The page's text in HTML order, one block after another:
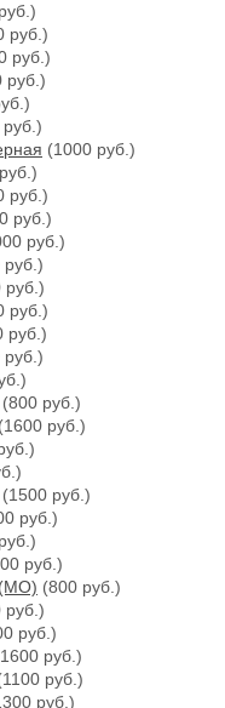
руб.)
руб.)
руб.)
(1000 руб.)
руб.)
руб.)
руб.)
руб.)
руб.)
руб.)
руб.)
руб.)
(800 руб.)
(1600 руб.)
(1500 руб.)
руб.)
руб.)
(МО) (800 руб.)
руб.)
руб.)
руб.)
руб.)
руб.)